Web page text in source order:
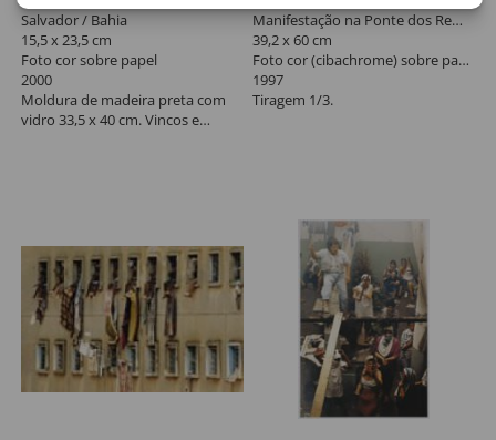
Salvador / Bahia
15,5 x 23,5 cm
Foto cor sobre papel
2000
Moldura de madeira preta com
vidro 33,5 x 40 cm. Vincos e
Manifestação na Ponte dos Remédios, São Paulo
39,2 x 60 cm
Foto cor (cibachrome) sobre papel
1997
Tiragem 1/3.